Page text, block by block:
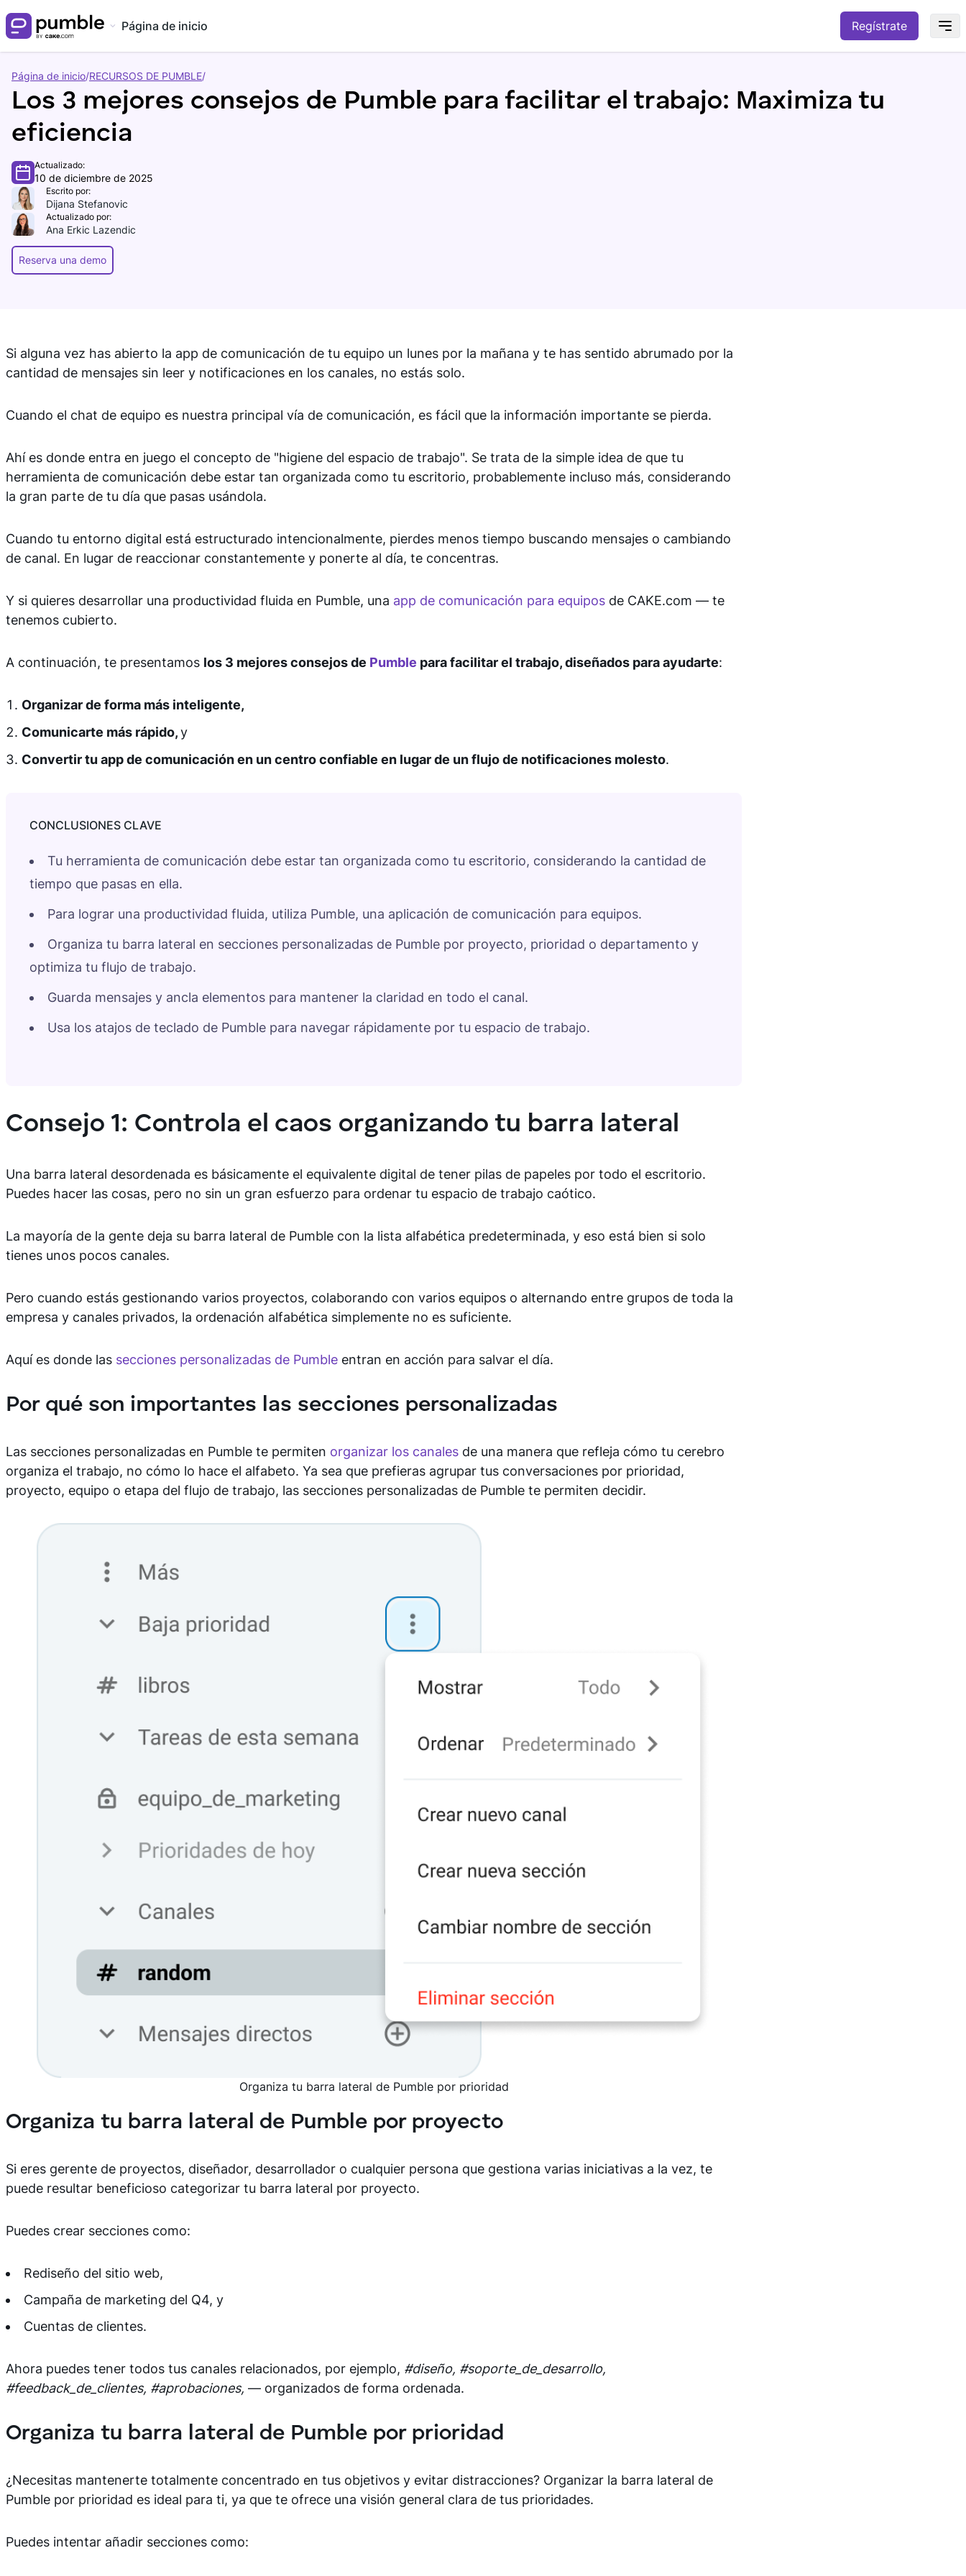
Página de inicio Regístrate
Página de inicio/RECURSOS DE PUMBLE/
Los 3 mejores consejos de Pumble para facilitar el trabajo: Maximiza tu
eficiencia
Actualizado:
10 de diciembre de 2025
Escrito por:
Dijana Stefanovic
Actualizado por:
Ana Erkic Lazendic
Reserva una demo
Si alguna vez has abierto la app de comunicación de tu equipo un lunes por la mañana y te has sentido abrumado por la
cantidad de mensajes sin leer y notificaciones en los canales, no estás solo.
Cuando el chat de equipo es nuestra principal vía de comunicación, es fácil que la información importante se pierda.
Ahí es donde entra en juego el concepto de "higiene del espacio de trabajo". Se trata de la simple idea de que tu
herramienta de comunicación debe estar tan organizada como tu escritorio, probablemente incluso más, considerando
la gran parte de tu día que pasas usándola.
Cuando tu entorno digital está estructurado intencionalmente, pierdes menos tiempo buscando mensajes o cambiando
de canal. En lugar de reaccionar constantemente y ponerte al día, te concentras.
Y si quieres desarrollar una productividad fluida en Pumble, una app de comunicación para equipos de CAKE.com — te
tenemos cubierto.
A continuación, te presentamos los 3 mejores consejos de Pumble para facilitar el trabajo, diseñados para ayudarte:
Organizar de forma más inteligente,
Comunicarte más rápido,y
Convertir tu app de comunicación en un centro confiable en lugar de un flujo de notificaciones molesto.
Tu herramienta de comunicación debe estar tan organizada como tu escritorio, considerando la cantidad de
tiempo que pasas en ella.
Para lograr una productividad fluida, utiliza Pumble, una aplicación de comunicación para equipos.
Organiza tu barra lateral en secciones personalizadas de Pumble por proyecto, prioridad o departamento y
optimiza tu flujo de trabajo.
Guarda mensajes y ancla elementos para mantener la claridad en todo el canal.
Usa los atajos de teclado de Pumble para navegar rápidamente por tu espacio de trabajo.
Consejo 1: Controla el caos organizando tu barra lateral
Una barra lateral desordenada es básicamente el equivalente digital de tener pilas de papeles por todo el escritorio.
Puedes hacer las cosas, pero no sin un gran esfuerzo para ordenar tu espacio de trabajo caótico.
La mayoría de la gente deja su barra lateral de Pumble con la lista alfabética predeterminada, y eso está bien si solo
tienes unos pocos canales.
Pero cuando estás gestionando varios proyectos, colaborando con varios equipos o alternando entre grupos de toda la
empresa y canales privados, la ordenación alfabética simplemente no es suficiente.
Aquí es donde las secciones personalizadas de Pumble entran en acción para salvar el día.
Por qué son importantes las secciones personalizadas
Las secciones personalizadas en Pumble te permiten organizar los canales de una manera que refleja cómo tu cerebro
organiza el trabajo, no cómo lo hace el alfabeto. Ya sea que prefieras agrupar tus conversaciones por prioridad,
proyecto, equipo o etapa del flujo de trabajo, las secciones personalizadas de Pumble te permiten decidir.
Organiza tu barra lateral de Pumble por prioridad
Organiza tu barra lateral de Pumble por proyecto
Si eres gerente de proyectos, diseñador, desarrollador o cualquier persona que gestiona varias iniciativas a la vez, te
puede resultar beneficioso categorizar tu barra lateral por proyecto.
Puedes crear secciones como:
Rediseño del sitio web,
Campaña de marketing del Q4, y
Cuentas de clientes.
Ahora puedes tener todos tus canales relacionados, por ejemplo, #diseño, #soporte_de_desarrollo,
#feedback_de_clientes, #aprobaciones, — organizados de forma ordenada.
Organiza tu barra lateral de Pumble por prioridad
¿Necesitas mantenerte totalmente concentrado en tus objetivos y evitar distracciones? Organizar la barra lateral de
Pumble por prioridad es ideal para ti, ya que te ofrece una visión general clara de tus prioridades.
Puedes intentar añadir secciones como: